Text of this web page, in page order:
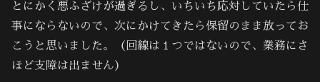
とにかく悪ふざけが過ぎるし、いちいち応対していたら仕
事にならないので、次にかけてきたら保留のまま放ってお
こうと思いました。（回線は１つではないので、業務にさ
ほど支障は出ません）